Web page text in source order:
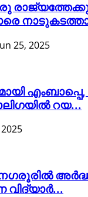
25, 2025
എംബാപ്പെ,
റയ...
നഗരൂരിൽ
വിദ്യാർ...